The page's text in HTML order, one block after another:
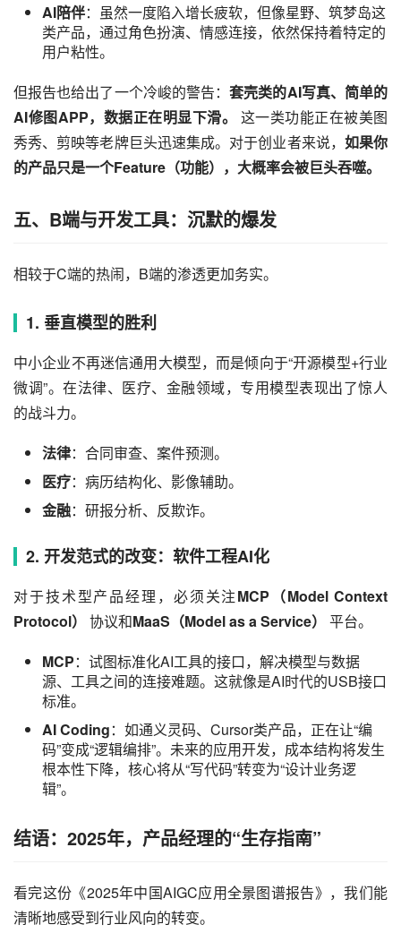
AI陪伴：虽然一度陷入增长疲软，但像星野、筑梦岛这
类产品，通过角色扮演、情感连接，依然保持着特定的
用户粘性。
但报告也给出了一个冷峻的警告：套壳类的AI写真、简单的
AI修图APP，数据正在明显下滑。
这一类功能正在被美图
秀秀、剪映等老牌巨头迅速集成。对于创业者来说， 如果你
的产品只是一个Feature（功能），大概率会被巨头吞噬。
五、B端与开发工具：沉默的爆发
相较于C端的热闹，B端的渗透更加务实。
1. 垂直模型的胜利
中小企业不再迷信通用大模型，而是倾向于“开源模型+行业
微调”。在法律、医疗、金融领域，专用模型表现出了惊人
的战斗力。
法律：合同审查、案件预测。
医疗：病历结构化、影像辅助。
金融：研报分析、反欺诈。
2. 开发范式的改变：软件工程AI化
对于技术型产品经理，必须关注MCP（Model Context
Protocol）
协议和MaaS（Model as a Service）
平台。
MCP：试图标准化AI工具的接口，解决模型与数据
源、工具之间的连接难题。这就像是AI时代的USB接口
标准。
AI Coding：如通义灵码、Cursor类产品，正在让“编
码”变成“逻辑编排”。未来的应用开发，成本结构将发生
根本性下降，核心将从“写代码”转变为“设计业务逻
辑”。
结语：2025年，产品经理的“生存指南”
看完这份《2025年中国AIGC应用全景图谱报告》，我们能
清晰地感受到行业风向的转变。